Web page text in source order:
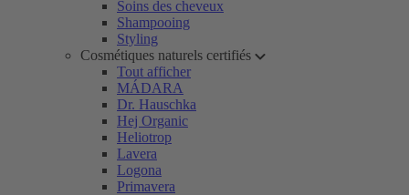
Soins des cheveux
Shampooing
Styling
Cosmétiques naturels certifiés
Tout afficher
MÁDARA
Dr. Hauschka
Hej Organic
Heliotrop
Lavera
Logona
Primavera